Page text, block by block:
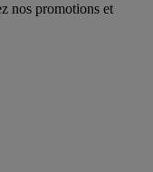
nos promotions et